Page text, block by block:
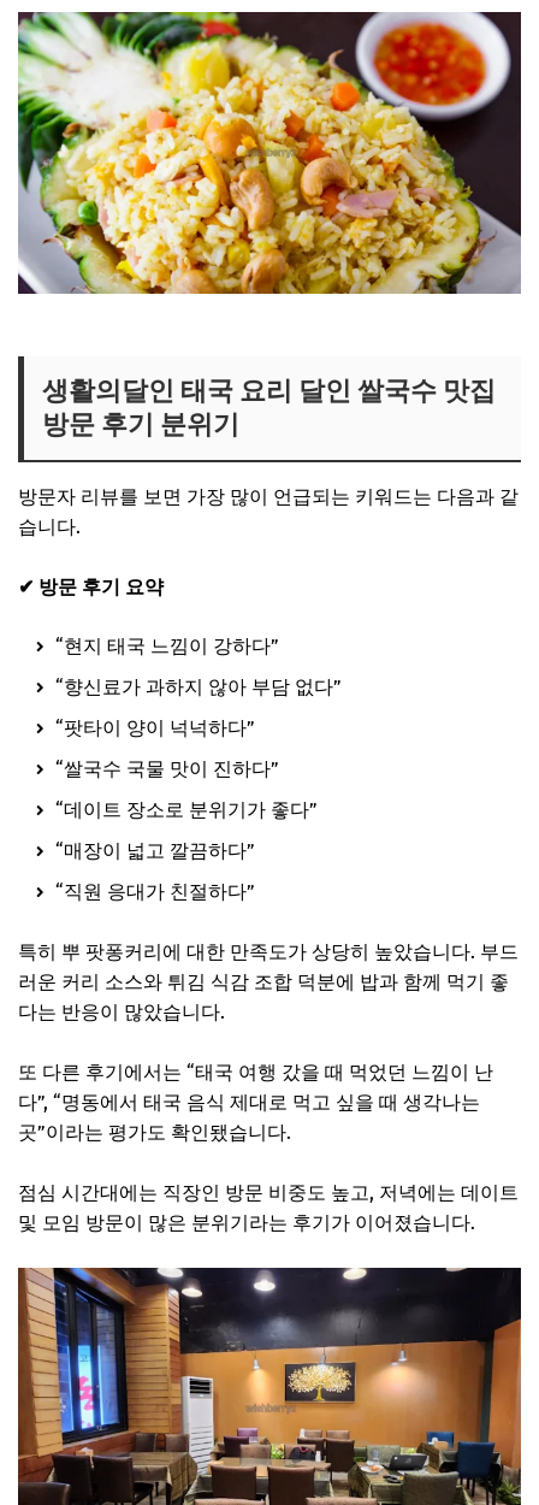
생활의달인 태국 요리 달인 쌀국수 맛집
방문 후기 분위기
방문자 리뷰를 보면 가장 많이 언급되는 키워드는 다음과 같
습니다.
✔ 방문 후기 요약
“현지 태국 느낌이 강하다”
“향신료가 과하지 않아 부담 없다”
“팟타이 양이 넉넉하다”
“쌀국수 국물 맛이 진하다”
“데이트 장소로 분위기가 좋다”
“매장이 넓고 깔끔하다”
“직원 응대가 친절하다”
특히 뿌 팟퐁커리에 대한 만족도가 상당히 높았습니다. 부드
러운 커리 소스와 튀김 식감 조합 덕분에 밥과 함께 먹기 좋
다는 반응이 많았습니다.
또 다른 후기에서는 “태국 여행 갔을 때 먹었던 느낌이 난
다”, “명동에서 태국 음식 제대로 먹고 싶을 때 생각나는
곳”이라는 평가도 확인됐습니다.
점심 시간대에는 직장인 방문 비중도 높고, 저녁에는 데이트
및 모임 방문이 많은 분위기라는 후기가 이어졌습니다.